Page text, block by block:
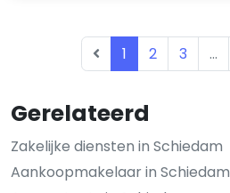
Gerelateerd
Zakelijke diensten in Schiedam
Aankoopmakelaar in Schiedam
1 2 3 ...